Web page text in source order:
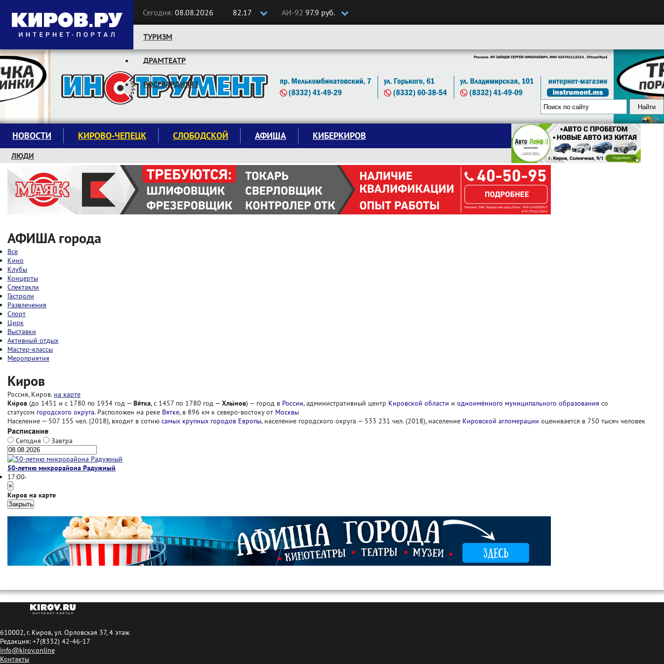
Сегодня: 08.08.2026 82.17 АИ-92 97.9 руб.
Следите за новостями:
ТУРИЗМ
ДРАМТЕАТР
РОСГВАРДИЯ43
НОВОСТИ КИРОВО-ЧЕПЕЦК СЛОБОДСКОЙ АФИША КИБЕРКИРОВ
ЛЮДИ
КРУЖКИ И СЕКЦИИ
ЗАВОДУ "МАЯК" 85 ЛЕТ
ЭКОЛОГИЯ
АФИША города
Все
Кино
Клубы
Концерты
Спектакли
Гастроли
Развлечения
Спорт
Цирк
Выставки
Активный отдых
Мастер-классы
Мероприятия
Киров
Россия, Киров. на карте
Ки́ров (до 1451 и с 1780 по 1934 год — Вя́тка, с 1457 по 1780 год — Хлы́нов) — город в России, административный центр Кировской области и одноимённого муниципального образования со
статусом городского округа. Расположен на реке Вятке, в 896 км к северо-востоку от Москвы
Население — 507 155 чел. (2018), входит в сотню самых крупных городов Европы, население городского округа — 533 231 чел. (2018), население Кировской агломерации оценивается в 750 тысяч человек
Расписание
Сегодня Завтра
50-летию микрорайона Радужный
17:00-
×
Киров на карте
Закрыть
610002, г. Киров, ул. Орловская 37, 4 этаж
Редакция: +7(8332) 42-46-17
info@kirov.online
Контакты